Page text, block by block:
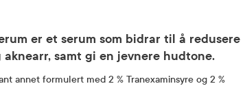
er et serum som bidrar til å redusere
samt gi en jevnere hudtone.
annet formulert med 2 % Tranexaminsyre og 2 %